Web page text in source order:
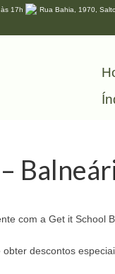
17h Rua Bahia, 1970,
com a Get it School
descontos